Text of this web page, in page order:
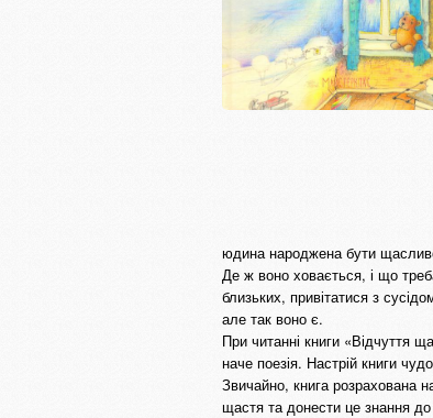
юдина народжена бути
Де ж воно ховається, і що
близьких, привітатися з
але так воно є.
При читанні книги «Відчуття
наче поезія. Настрій книги
Звичайно, книга розрахована
щастя та донести це знання до